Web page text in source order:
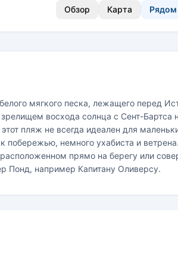
Обзор Карта Рядом
мягкого песка, лежащего перед
восхода солнца с Сент-Бартса
пляж не всегда идеален для
побережью, немного ухабиста и
прямо на берегу или
Понд, например Капитану Оливерсу.